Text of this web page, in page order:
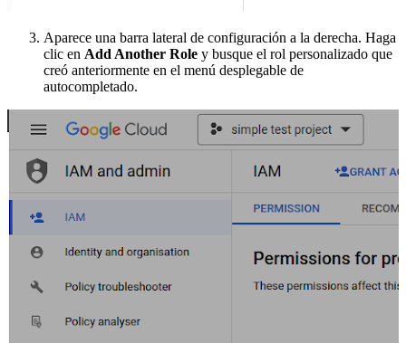
Aparece una barra lateral de configuración a la derecha. Haga
clic en Add Another Role y busque el rol personalizado que
creó anteriormente en el menú desplegable de
autocompletado.